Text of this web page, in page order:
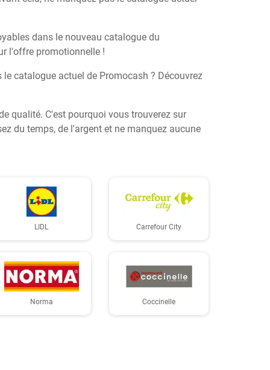
dans le nouveau catalogue du
l'offre promotionnelle !
catalogue actuel de Promocash ? Découvrez
qualité. C'est pourquoi vous trouverez sur
du temps, de l'argent et ne manquez aucune
LIDL Carrefour City
Norma Coccinelle